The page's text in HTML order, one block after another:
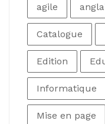
agile
Catalogue
Edition
Informatique
Mise en page